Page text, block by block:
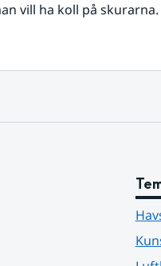
vill ha koll på skurarna.